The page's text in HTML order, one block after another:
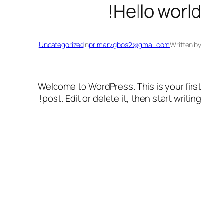
Hello world!
Written by
primary.gbos2@gmail.com
in
Uncategorized
Welcome to WordPress. This is your first
post. Edit or delete it, then start writing!